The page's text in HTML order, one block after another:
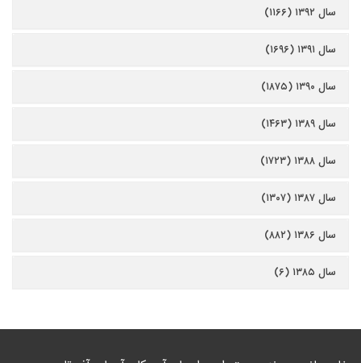
سال ۱۳۹۲ (۱۱۶۶)
سال ۱۳۹۱ (۱۶۹۶)
سال ۱۳۹۰ (۱۸۷۵)
سال ۱۳۸۹ (۱۴۶۳)
سال ۱۳۸۸ (۱۷۲۳)
سال ۱۳۸۷ (۱۳۰۷)
سال ۱۳۸۶ (۸۸۲)
سال ۱۳۸۵ (۶)